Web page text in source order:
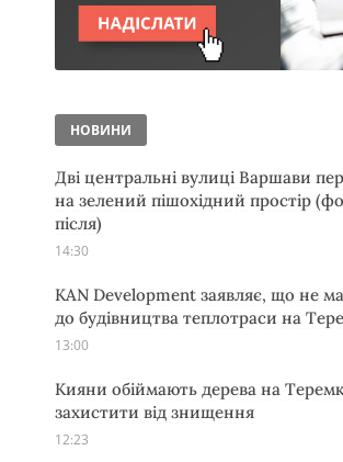
НОВИНИ
Дві центральні вулиці Варшави
на зелений пішохідний простір
після)
14:30
KAN Development заявляє, що не
до будівництва теплотраси на
13:00
Кияни обіймають дерева на
захистити від знищення
12:23